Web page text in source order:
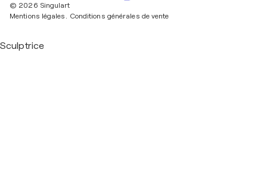
© 2026 Singulart
Mentions légales. Conditions générales de vente
Sculptrice